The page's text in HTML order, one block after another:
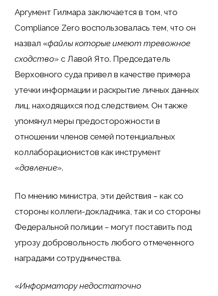
Аргумент Гилмара заключается в том, что
Compliance Zero воспользовалась тем, что он
назвал «файлы которые имеют тревожное
сходство» с Лавой Ято. Председатель
Верховного суда привел в качестве примера
утечки информации и раскрытие личных данных
лиц, находящихся под следствием. Он также
упомянул меры предосторожности в
отношении членов семей потенциальных
коллаборационистов как инструмент
«давление».
По мнению министра, эти действия – как со
стороны коллеги-докладчика, так и со стороны
Федеральной полиции – могут поставить под
угрозу добровольность любого отмеченного
наградами сотрудничества.
«Информатору недостаточно